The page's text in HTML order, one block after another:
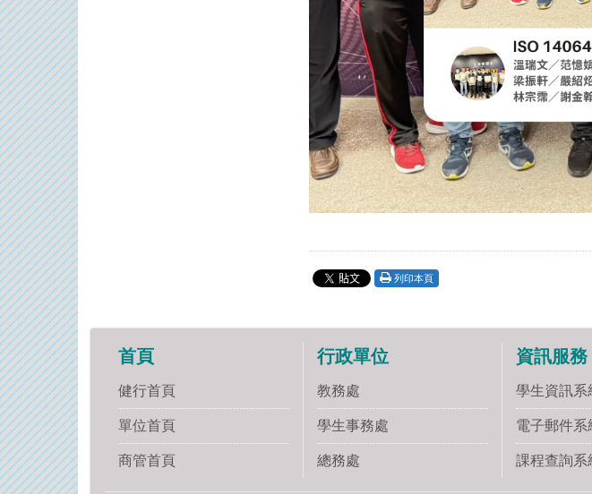
列印本頁
首頁
健行首頁
單位首頁
商管首頁
行政單位
教務處
學生事務處
總務處
資訊服務
學生資訊系
電子郵件系
課程查詢系